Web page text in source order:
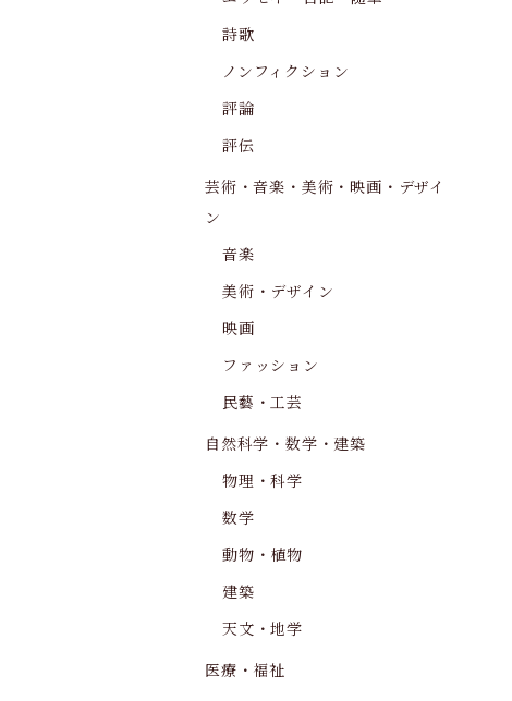
詩歌
ノンフィクション
評論
評伝
芸術・音楽・美術・映画・デザイ
ン
音楽
美術・デザイン
映画
ファッション
民藝・工芸
自然科学・数学・建築
物理・科学
数学
動物・植物
建築
天文・地学
医療・福祉